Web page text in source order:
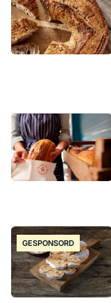
GESPONSORD